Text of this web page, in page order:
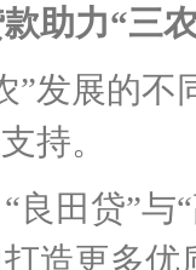
助力“三
展的不
持。
田贷”与“
造更多